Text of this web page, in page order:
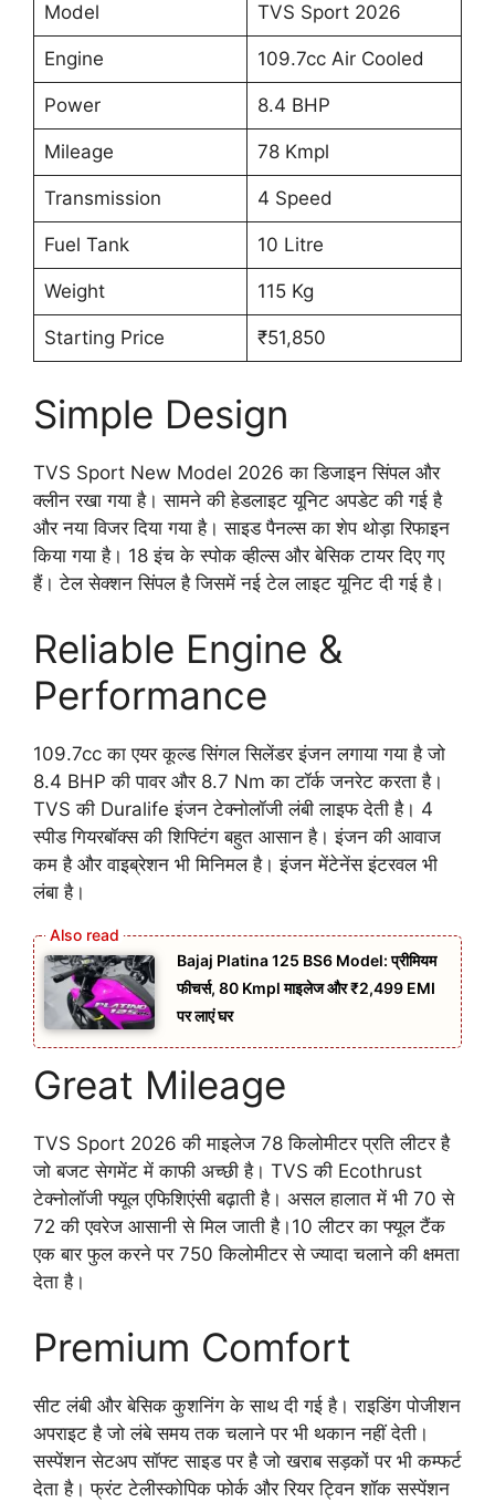
Model TVS Sport 2026
Engine 109.7cc Air Cooled
Power 8.4 BHP
Mileage 78 Kmpl
Transmission 4 Speed
Fuel Tank 10 Litre
Weight 115 Kg
Starting Price ₹51,850
Simple Design
TVS Sport New Model 2026 का डिजाइन सिंपल और
क्लीन रखा गया है। सामने की हेडलाइट यूनिट अपडेट की गई है
और नया विजर दिया गया है। साइड पैनल्स का शेप थोड़ा रिफाइन
किया गया है। 18 इंच के स्पोक व्हील्स और बेसिक टायर दिए गए
हैं। टेल सेक्शन सिंपल है जिसमें नई टेल लाइट यूनिट दी गई है।
Reliable Engine &
Performance
109.7cc का एयर कूल्ड सिंगल सिलेंडर इंजन लगाया गया है जो
8.4 BHP की पावर और 8.7 Nm का टॉर्क जनरेट करता है।
TVS की Duralife इंजन टेक्नोलॉजी लंबी लाइफ देती है। 4
स्पीड गियरबॉक्स की शिफ्टिंग बहुत आसान है। इंजन की आवाज
कम है और वाइब्रेशन भी मिनिमल है। इंजन मेंटेनेंस इंटरवल भी
लंबा है।
Bajaj Platina 125 BS6 Model: प्रीमियम
फीचर्स, 80 Kmpl माइलेज और ₹2,499 EMI
पर लाएं घर
Great Mileage
TVS Sport 2026 की माइलेज 78 किलोमीटर प्रति लीटर है
जो बजट सेगमेंट में काफी अच्छी है। TVS की Ecothrust
टेक्नोलॉजी फ्यूल एफिशिएंसी बढ़ाती है। असल हालात में भी 70 से
72 की एवरेज आसानी से मिल जाती है।10 लीटर का फ्यूल टैंक
एक बार फुल करने पर 750 किलोमीटर से ज्यादा चलाने की क्षमता
देता है।
Premium Comfort
सीट लंबी और बेसिक कुशनिंग के साथ दी गई है। राइडिंग पोजीशन
अपराइट है जो लंबे समय तक चलाने पर भी थकान नहीं देती।
सस्पेंशन सेटअप सॉफ्ट साइड पर है जो खराब सड़कों पर भी कम्फर्ट
देता है। फ्रंट टेलीस्कोपिक फोर्क और रियर ट्विन शॉक सस्पेंशन